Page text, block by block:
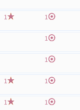
1 1
1
1
1 1
1 1